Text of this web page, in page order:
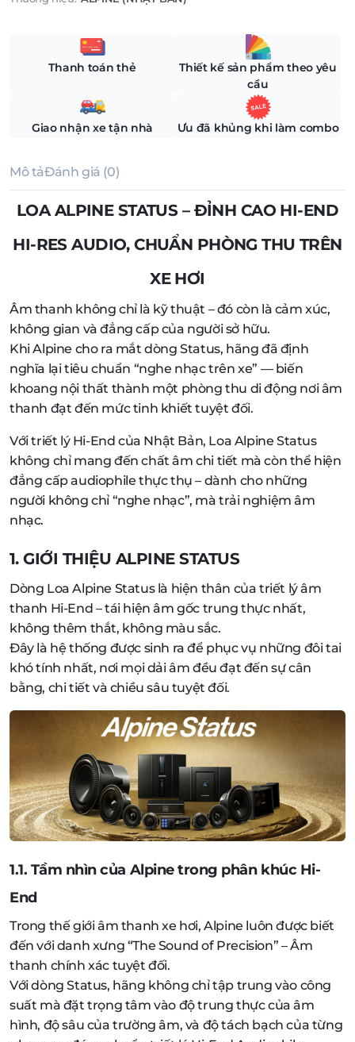
Thanh toán thẻ
Thiết kế sản phẩm theo yêu
cầu
Giao nhận xe tận nhà Ưu đã khủng khi làm combo
Mô tảĐánh giá (0)
LOA ALPINE STATUS – ĐỈNH CAO HI-END
HI-RES AUDIO, CHUẨN PHÒNG THU TRÊN
XE HƠI
Âm thanh không chỉ là kỹ thuật – đó còn là cảm xúc,
không gian và đẳng cấp của người sở hữu.
Khi Alpine cho ra mắt dòng Status, hãng đã định
nghĩa lại tiêu chuẩn “nghe nhạc trên xe” — biến
khoang nội thất thành một phòng thu di động nơi âm
thanh đạt đến mức tinh khiết tuyệt đối.
Với triết lý Hi-End của Nhật Bản, Loa Alpine Status
không chỉ mang đến chất âm chi tiết mà còn thể hiện
đẳng cấp audiophile thực thụ – dành cho những
người không chỉ “nghe nhạc”, mà trải nghiệm âm
nhạc.
1. GIỚI THIỆU ALPINE STATUS
Dòng Loa Alpine Status là hiện thân của triết lý âm
thanh Hi-End – tái hiện âm gốc trung thực nhất,
không thêm thắt, không màu sắc.
Đây là hệ thống được sinh ra để phục vụ những đôi tai
khó tính nhất, nơi mọi dải âm đều đạt đến sự cân
bằng, chi tiết và chiều sâu tuyệt đối.
1.1. Tầm nhìn của Alpine trong phân khúc Hi-
End
Trong thế giới âm thanh xe hơi, Alpine luôn được biết
đến với danh xưng “The Sound of Precision” – Âm
thanh chính xác tuyệt đối.
Với dòng Status, hãng không chỉ tập trung vào công
suất mà đặt trọng tâm vào độ trung thực của âm
hình, độ sâu của trường âm, và độ tách bạch của từng